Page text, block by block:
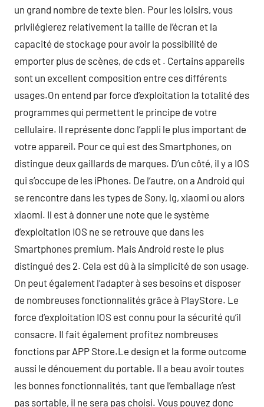
un grand nombre de texte bien. Pour les loisirs, vous
privilégierez relativement la taille de l’écran et la
capacité de stockage pour avoir la possibilité de
emporter plus de scènes, de cds et . Certains appareils
sont un excellent composition entre ces différents
usages.On entend par force d’exploitation la totalité des
programmes qui permettent le principe de votre
cellulaire. Il représente donc l’appli le plus important de
votre appareil. Pour ce qui est des Smartphones, on
distingue deux gaillards de marques. D’un côté, il y a IOS
qui s’occupe de les iPhones. De l’autre, on a Android qui
se rencontre dans les types de Sony, lg, xiaomi ou alors
xiaomi. Il est à donner une note que le système
d’exploitation IOS ne se retrouve que dans les
Smartphones premium. Mais Android reste le plus
distingué des 2. Cela est dû à la simplicité de son usage.
On peut également l’adapter à ses besoins et disposer
de nombreuses fonctionnalités grâce à PlayStore. Le
force d’exploitation IOS est connu pour la sécurité qu’il
consacre. Il fait également profitez nombreuses
fonctions par APP Store.Le design et la forme outcome
aussi le dénouement du portable. Il a beau avoir toutes
les bonnes fonctionnalités, tant que l’emballage n’est
pas sortable, il ne sera pas choisi. Vous pouvez donc